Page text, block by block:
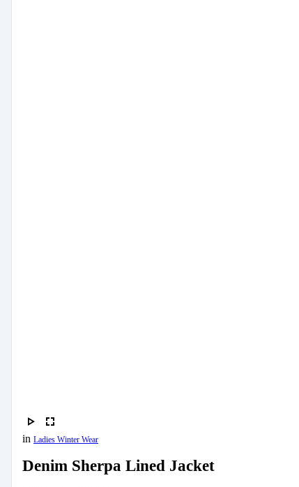
in Ladies Winter Wear
Denim Sherpa Lined Jacket